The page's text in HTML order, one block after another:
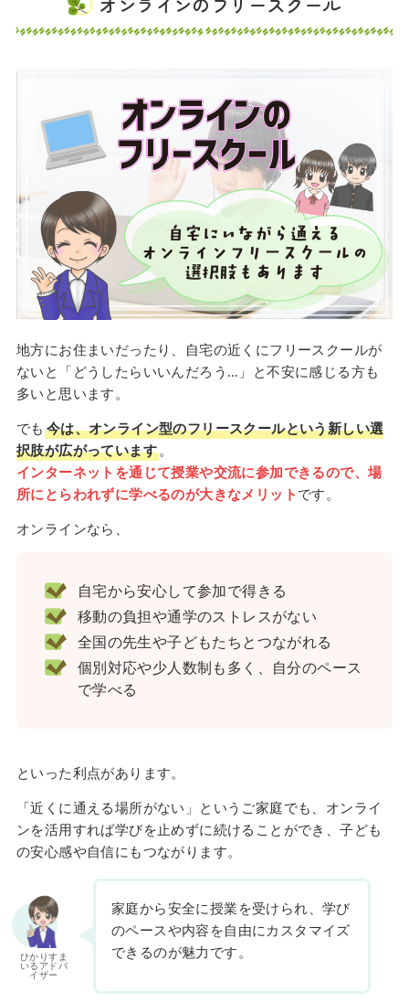
地方にお住まいだったり、自宅の近くにフリースクールが
ないと「どうしたらいいんだろう…」と不安に感じる方も
多いと思います。
でも 今は、オンライン型のフリースクールという新しい選
択肢が広がっています。
インターネットを通じて授業や交流に参加できるので、場
所にとらわれずに学べるのが大きなメリット です。
オンラインなら、
自宅から安心して参加で得きる
移動の負担や通学のストレスがない
全国の先生や子どもたちとつながれる
個別対応や少人数制も多く、自分のペース
で学べる
といった利点があります。
「近くに通える場所がない」というご家庭でも、オンライ
ンを活用すれば学びを止めずに続けることができ、子ども
の安心感や自信にもつながります。
ひかりすま
いるアドバ
イザー
家庭から安全に授業を受けられ、学び
のペースや内容を自由にカスタマイズ
できるのが魅力です。